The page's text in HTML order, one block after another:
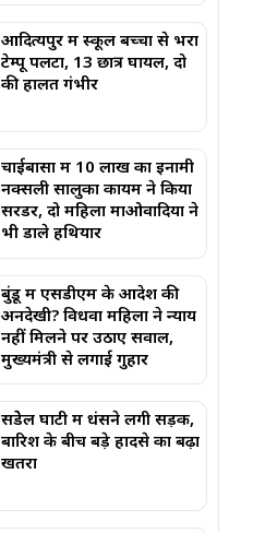
आदित्यपुर में स्कूल बच्चों से भरा
टेम्पू पलटा, 13 छात्र घायल, दो
की हालत गंभीर
चाईबासा में 10 लाख का इनामी
नक्सली सालुका कायम ने किया
सरेंडर, दो महिला माओवादियों ने
भी डाले हथियार
बुंडू में एसडीएम के आदेश की
अनदेखी? विधवा महिला ने न्याय
नहीं मिलने पर उठाए सवाल,
मुख्यमंत्री से लगाई गुहार
सेंडेेल घाटी में धंसने लगी सड़क,
बारिश के बीच बड़े हादसे का बढ़ा
खतरा